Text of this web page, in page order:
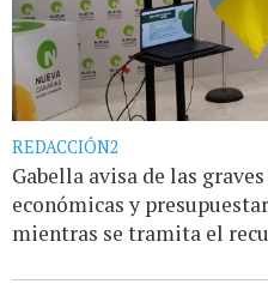
REDACCIÓN2
Gabella avisa de las
económicas y
mientras se tramita el